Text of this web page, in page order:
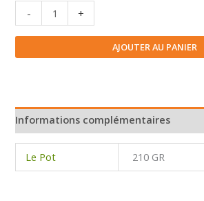
-
quantité
de
Confiture
maman
rose
L'Epicurien
+
AJOUTER AU PANIER
Informations complémentaires
Le Pot 210 GR